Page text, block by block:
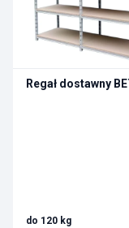
Regał dostawny
do 120 kg